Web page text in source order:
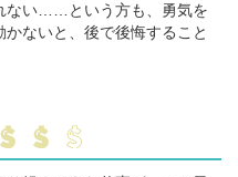
ない……という方も、勇気を
ないと、後で後悔すること